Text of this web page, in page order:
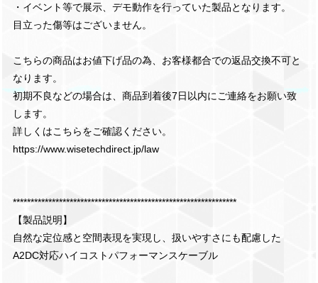
・イベント等で展示、デモ動作を行っていた製品となります。
目立った傷等はございません。
こちらの商品はお値下げ品の為、お客様都合での返品交換不可と
なります。
初期不良などの場合は、商品到着後7日以内にご連絡をお願い致
します。
詳しくはこちらをご確認ください。
https://www.wisetechdirect.jp/law
***************************************************************
【製品説明】
自然な定位感と空間表現を実現し、扱いやすさにも配慮した
A2DC対応ハイコストパフォーマンスケーブル